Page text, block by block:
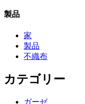
製品
家
製品
不織布
カテゴリー
ガーゼ